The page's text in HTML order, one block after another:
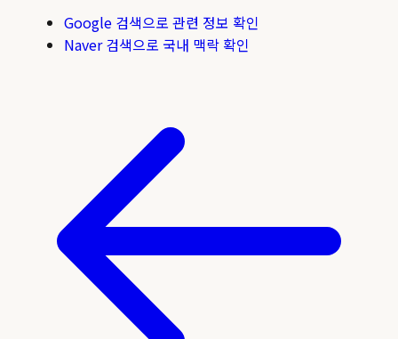
Google 검색으로 관련 정보 확인
Naver 검색으로 국내 맥락 확인